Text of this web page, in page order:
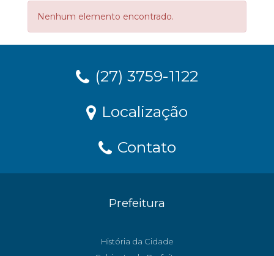
Nenhum elemento encontrado.
(27) 3759-1122
Localização
Contato
Prefeitura
História da Cidade